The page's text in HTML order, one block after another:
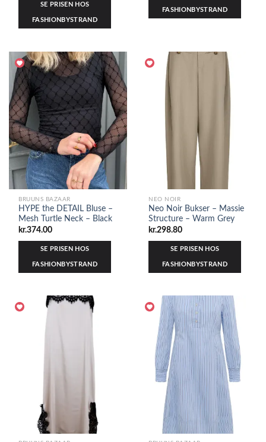
SE PRISEN HOS
FASHIONBYSTRAND
FASHIONBYSTRAND
BRUUNS BAZAAR
HYPE the DETAIL Bluse –
Mesh Turtle Neck – Black
kr.374.00
SE PRISEN HOS
FASHIONBYSTRAND
NEO NOIR
Neo Noir Bukser – Massie
Structure – Warm Grey
kr.298.80
SE PRISEN HOS
FASHIONBYSTRAND